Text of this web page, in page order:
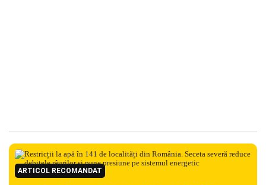
ARTICOL RECOMANDAT